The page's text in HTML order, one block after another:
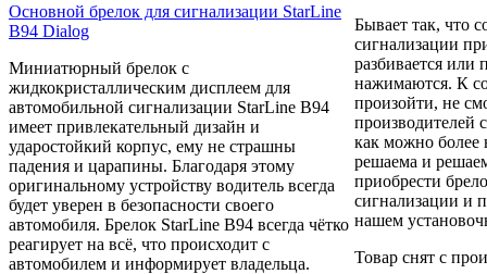
Основной брелок для сигнализации StarLine
B94 Dialog
Миниатюрный брелок с
жидкокристаллическим дисплеем для
автомобильной сигнализации StarLine B94
имеет привлекательный дизайн и
ударостойкий корпус, ему не страшны
падения и царапины. Благодаря этому
оригинальному устройству водитель всегда
будет уверен в безопасности своего
автомобиля. Брелок StarLine B94 всегда чётко
реагирует на всё, что происходит с
автомобилем и информирует владельца.
Бывает так, что
сигнализации
разбивается или
нажимаются. К
произойти, не
производителей
как можно более
решаема и
приобрести
сигнализации и
нашем
Товар снят с